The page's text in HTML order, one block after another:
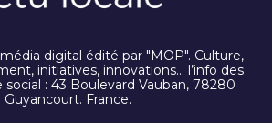
digital édité par "MOP". Culture,
initiatives, innovations… l’info des
: 43 Boulevard Vauban, 78280
Guyancourt. France.